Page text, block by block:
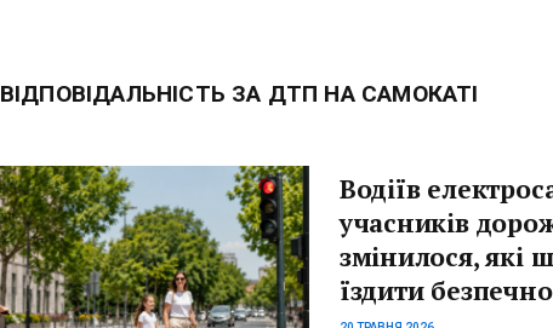
ВІДПОВІДАЛЬНІСТЬ ЗА ДТП НА САМОКАТІ
Водіїв
учасників
змінилося, які
їздити безпечно